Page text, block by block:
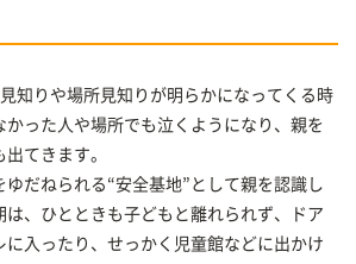
知りや場所見知りが明らかになってくる時
かった人や場所でも泣くようになり、親を
てきます。
ゆだねられる“安全基地”として親を認識し
は、ひとときも子どもと離れられず、ドア
に入ったり、せっかく児童館などに出かけ